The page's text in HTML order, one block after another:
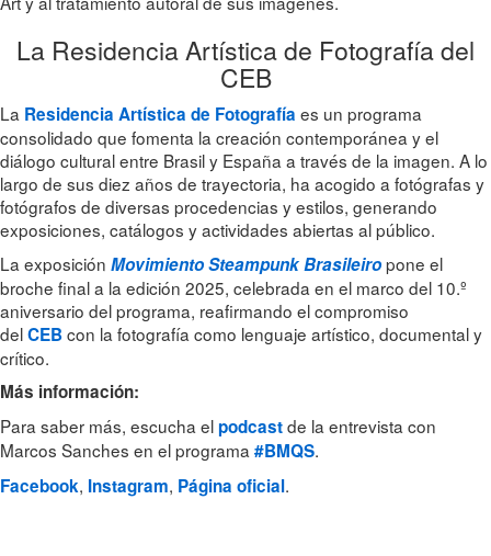
La Residencia Artística de Fotografía del
CEB
La Residencia Artística de Fotografía es un programa
consolidado que fomenta la creación contemporánea y el
diálogo cultural entre Brasil y España a través de la imagen. A lo
largo de sus diez años de trayectoria, ha acogido a fotógrafas y
fotógrafos de diversas procedencias y estilos, generando
exposiciones, catálogos y actividades abiertas al público.
La exposición Movimiento Steampunk Brasileiropone el
broche final a la edición 2025, celebrada en el marco del 10.º
aniversario del programa, reafirmando el compromiso
delCEBcon la fotografía como lenguaje artístico, documental y
crítico.
Más información:
Para saber más, escucha elpodcastde la entrevista con
Marcos Sanches en el programa #BMQS.
Facebook, Instagram, Página oficial.